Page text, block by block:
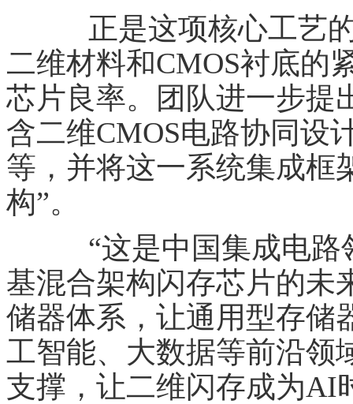
正是这项核心工艺的
二维材料和CMOS衬底的
芯片良率。团队进一步提
含二维CMOS电路协同设
等，并将这一系统集成框
构”。
“这是中国集成电路
基混合架构闪存芯片的未
储器体系，让通用型存储
工智能、大数据等前沿领
支撑，让二维闪存成为AI